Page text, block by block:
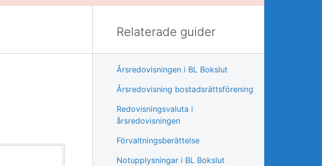
Relaterade guider
Årsredovisningen i BL Bokslut
Årsredovisning bostadsrättsförening
Redovisningsvaluta i
årsredovisningen
Förvaltningsberättelse
Notupplysningar i BL Bokslut